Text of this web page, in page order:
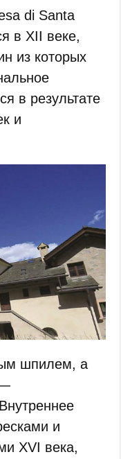
di Santa
в XII веке,
из которых
в результате
и
шпилем, а
и
XVI века,